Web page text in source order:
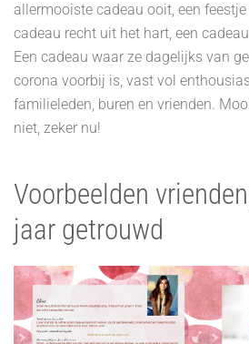
allermooiste cadeau ooit, een
cadeau recht uit het hart, een
Een cadeau waar ze dagelijks van
corona voorbij is, vast vol
familieleden, buren en vrienden.
niet, zeker nu!
Voorbeelden
jaar getrouwd